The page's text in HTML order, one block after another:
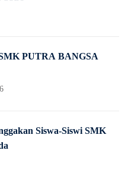
PUTRA BANGSA
Siswa-Siswi SMK